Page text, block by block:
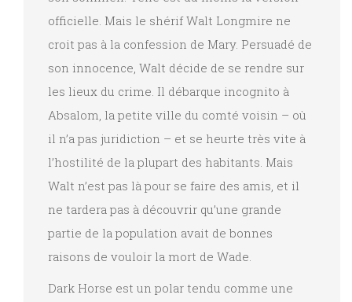
officielle. Mais le shérif Walt Longmire ne
croit pas à la confession de Mary. Persuadé de
son innocence, Walt décide de se rendre sur
les lieux du crime. Il débarque incognito à
Absalom, la petite ville du comté voisin – où
il n’a pas juridiction – et se heurte très vite à
l’hostilité de la plupart des habitants. Mais
Walt n’est pas là pour se faire des amis, et il
ne tardera pas à découvrir qu’une grande
partie de la population avait de bonnes
raisons de vouloir la mort de Wade.
Dark Horse est un polar tendu comme une